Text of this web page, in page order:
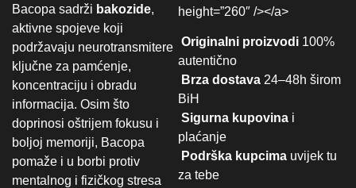
Bacopa sadrži bakozide,
aktivne spojeve koji
podržavaju neurotransmitere
ključne za pamćenje,
koncentraciju i obradu
informacija. Osim što
doprinosi oštrijem fokusu i
boljoj memoriji, Bacopa
pomaže i u borbi protiv
mentalnog i fizičkog stresa
height=”260″ /></a>
Originalni proizvodi 100%
autentično
Brza dostava 24–48h širom
BiH
Sigurna kupovina i
plaćanje
Podrška kupcima uvijek tu
za tebe